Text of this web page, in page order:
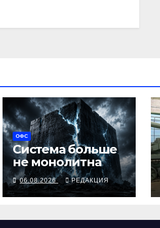
ОФС
Система больше
не монолитна
06.08.2026 РЕДАКЦИЯ